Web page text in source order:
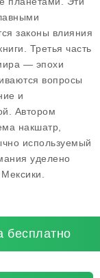
законы влияния
Третья часть
— эпохи
вопросы
и
Автором
накшатр,
используемый
уделено
бесплатно